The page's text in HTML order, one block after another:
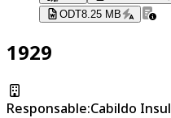
ODT8.25 MB
1929
Responsable:Cabildo